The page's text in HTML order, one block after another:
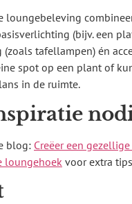
loungebeleving
(bijv. een
tafellampen) én
spot op een plant of
in de ruimte.
blog: Creëer een
loungehoek voor extra